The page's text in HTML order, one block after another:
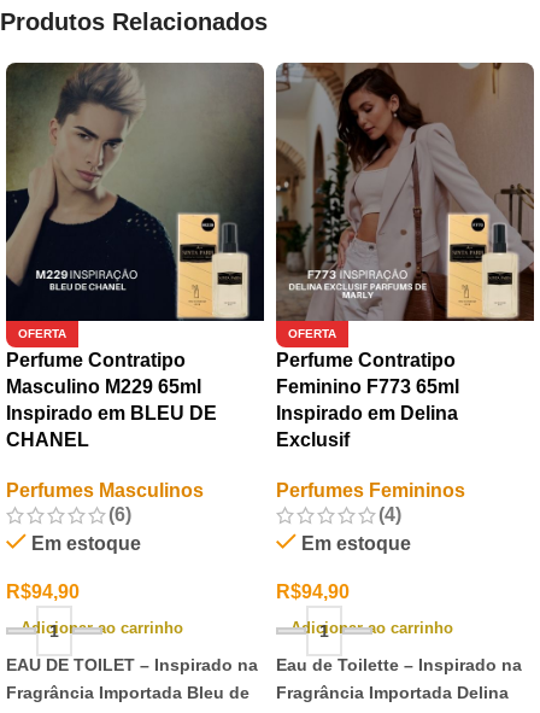
Produtos Relacionados
OFERTA
Perfume Contratipo
Masculino M229 65ml
Inspirado em BLEU DE
CHANEL
Perfumes Masculinos
(6)
Em estoque
R$94,90
Adicionar ao carrinho
EAU DE TOILET – Inspirado na
Fragrância Importada Bleu de
OFERTA
Perfume Contratipo
Feminino F773 65ml
Inspirado em Delina
Exclusif
Perfumes Femininos
(4)
Em estoque
R$94,90
Adicionar ao carrinho
Eau de Toilette – Inspirado na
Fragrância Importada Delina